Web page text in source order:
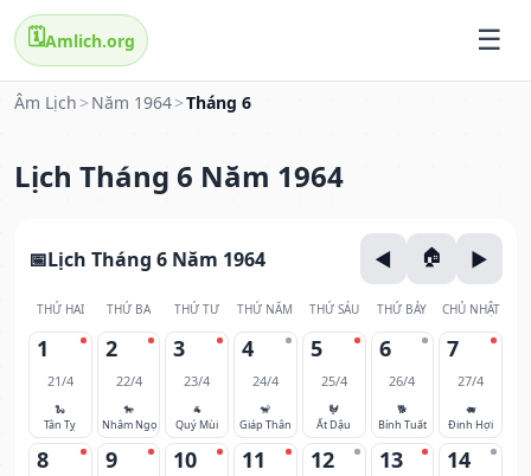
🗓️Amlich.org
Âm Lịch > Năm 1964>Tháng 6
Lịch Tháng 6 Năm 1964
Lịch Tháng 6 Năm 1964
THỨ HAI THỨ BA THỨ TƯ THỨ NĂM THỨ SÁU THỨ BẢY CHỦ NHẬT
1
21/4
🐍
Tân Tỵ
2
22/4
🐎
Nhâm Ngọ
3
23/4
🐐
Quý Mùi
4
24/4
🐒
Giáp Thân
5
25/4
🐓
Ất Dậu
6
26/4
🐕
Bính Tuất
7
27/4
🐖
Đinh Hợi
8 9 10 11 12 13 14